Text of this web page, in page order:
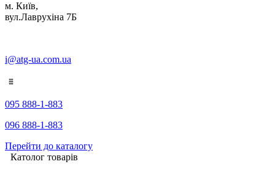
м. Київ,
вул.Лаврухіна 7Б
i@atg-ua.com.ua
095 888-1-883
096 888-1-883
Перейти до каталогу
Католог товарів